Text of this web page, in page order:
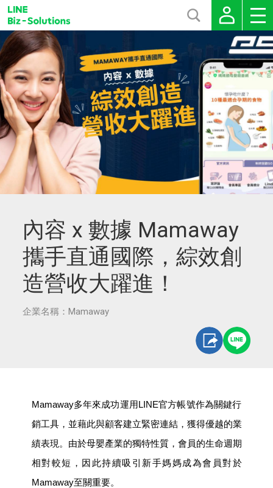
內容 x 數據 Mamaway
攜手直通國際，綜效創
造營收大躍進！
企業名稱：Mamaway
Mamaway多年來成功運用LINE官方帳號作為關鍵行
銷工具，並藉此與顧客建立緊密連結，獲得優越的業
績表現。由於母嬰產業的獨特性質，會員的生命週期
相對較短，因此持續吸引新手媽媽成為會員對於
Mamaway至關重要。